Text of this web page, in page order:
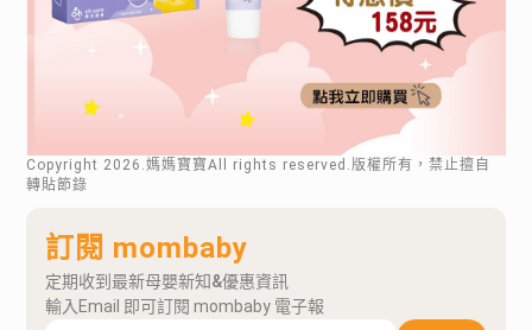
Copyright 2026 .媽媽寶寶All rights reserved.版權所有，禁止擅自
轉貼節錄
訂閱 mombaby
定期收到最新母嬰新知&優惠資訊
輸入Email 即可訂閱 mombaby 電子報